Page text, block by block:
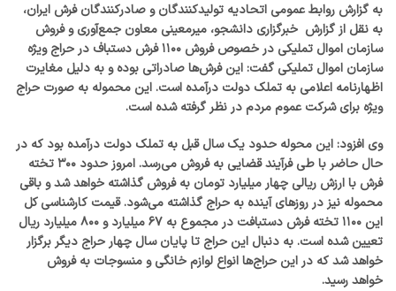
به گزارش روابط عمومی اتحادیه تولیدکنندگان و صادرکنندگان فرش ایران،
به نقل از گزارش خبرگزاری دانشجو، میرمعینی معاون جمع‌آوری و فروش
سازمان اموال تملیکی در خصوص فروش ۱۱۰۰ فرش دستباف در حراج ویژه
سازمان اموال تملیکی گفت: این فرش‌ها صادراتی بوده و به دلیل مغایرت
اظهارنامه اعلامی به تملک دولت درآمده است. این محموله به صورت حراج
ویژه برای شرکت عموم مردم در نظر گرفته شده است.
وی افزود: این محوله حدود یک سال قبل به تملک دولت درآمده بود که در
حال حاضر با طی فرآیند قضایی به فروش می‌رسد. امروز حدود ۳۰۰ تخته
فرش با ارزش ریالی چهار میلیارد تومان به فروش گذاشته خواهد شد و باقی
محموله نیز در روز‌های آینده به حراج گذاشته می‌شود. قیمت کارشناسی کل
این ۱۱۰۰ تخته فرش دستبافت در مجموع به ۶۷ میلیارد و ۸۰۰ میلیارد ریال
تعیین شده است. به دنبال این حراج تا پایان سال چهار حراج دیگر برگزار
خواهد شد که در این حراج‌ها انواع لوازم خانگی و منسوجات به فروش
خواهد رسید.